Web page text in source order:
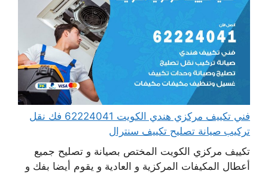
فني تكييف مركزي هندي الكويت 62224041 فك نقل
تركيب صيانة تصليح تكييف سنترال
تكييف مركزي الكويت المختص بصيانة و تصليح جميع
أعطال المكيفات المركزية و العادية و يقوم أيضا بفك و